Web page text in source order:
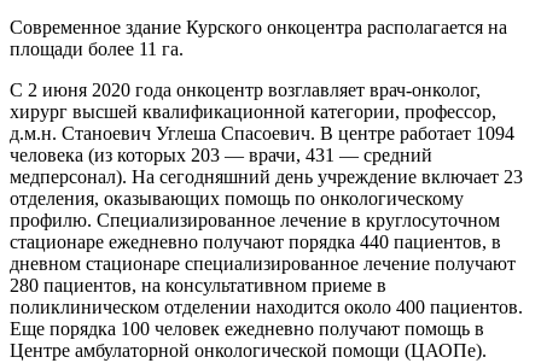
Современное здание Курского онкоцентра располагается на
площади более 11 га.
С 2 июня 2020 года онкоцентр возглавляет врач-онколог,
хирург высшей квалификационной категории, профессор,
д.м.н. Станоевич Углеша Спасоевич. В центре работает 1094
человека (из которых 203 — врачи, 431 — средний
медперсонал). На сегодняшний день учреждение включает 23
отделения, оказывающих помощь по онкологическому
профилю. Специализированное лечение в круглосуточном
стационаре ежедневно получают порядка 440 пациентов, в
дневном стационаре специализированное лечение получают
280 пациентов, на консультативном приеме в
поликлиническом отделении находится около 400 пациентов.
Еще порядка 100 человек ежедневно получают помощь в
Центре амбулаторной онкологической помощи (ЦАОПе).